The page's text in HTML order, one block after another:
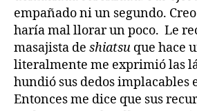
empañado ni un segundo.
haría mal llorar un poco. Le
masajista de shiatsu que hace
literalmente me exprimió las
hundió sus dedos implacables
Entonces me dice que sus